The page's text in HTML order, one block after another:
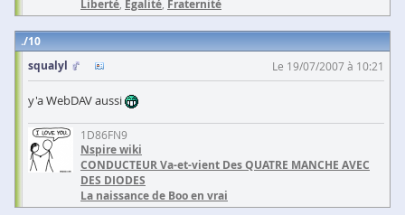
Liberté Égalité Fraternité
10
squalyl
Le 19/07/2007 à 10:21
y'a WebDAV aussi
1D86FN9
Nspire wiki
CONDUCTEUR Va-et-vient Des QUATRE MANCHE AVEC
DES DIODES
La naissance de Boo en vrai